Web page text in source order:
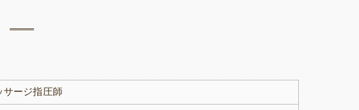
サージ指圧師